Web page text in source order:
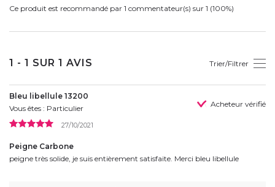
Ce produit est recommandé par 1 commentateur(s) sur 1 (100%)
1 - 1 SUR 1 AVIS Trier/Filtrer
Bleu libellule 13200
Vous êtes : Particulier
Acheteur vérifié
27/10/2021
Peigne Carbone
peigne très solide, je suis entièrement satisfaite. Merci bleu libellule